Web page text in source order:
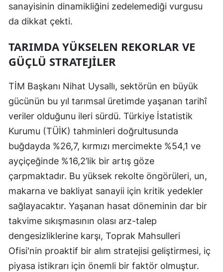
sanayisinin dinamikliğini zedelemediği vurgusu
da dikkat çekti.
TARIMDA YÜKSELEN REKORLAR VE
GÜÇLÜ STRATEJILER
TİM Başkanı Nihat Uysallı, sektörün en büyük
gücünün bu yıl tarımsal üretimde yaşanan tarihî
veriler olduğunu ileri sürdü. Türkiye İstatistik
Kurumu (TÜİK) tahminleri doğrultusunda
buğdayda %26,7, kırmızı mercimekte %54,1 ve
ayçiçeğinde %16,2’lik bir artış göze
çarpmaktadır. Bu yüksek rekolte öngörüleri, un,
makarna ve bakliyat sanayii için kritik yedekler
sağlayacaktır. Yaşanan hasat döneminin dar bir
takvime sıkışmasının olası arz-talep
dengesizliklerine karşı, Toprak Mahsulleri
Ofisi'nin proaktif bir alım stratejisi geliştirmesi, iç
piyasa istikrarı için önemli bir faktör olmuştur.